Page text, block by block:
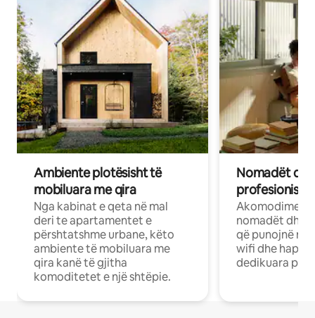
Ambiente plotësisht të
mobiluara me qira
Nga kabinat e qeta në mal
deri te apartamentet e
përshtatshme urbane, këto
ambiente të mobiluara me
qira kanë të gjitha
komoditetet e një shtëpie.
Nomadët
Akomodime
nomadët dhe
që punojnë në
wifi dhe
dedikuara